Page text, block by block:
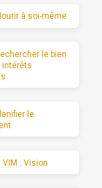
à soi-même
le bien
intérêts
le
VIM : Vision